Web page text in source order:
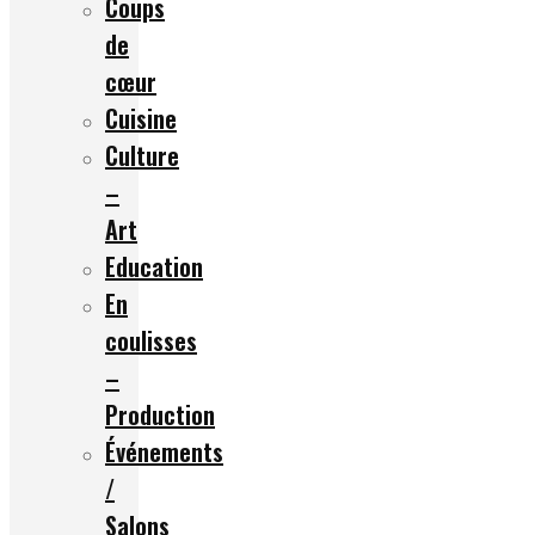
de
cœur
Cuisine
Culture
–
Art
Education
En
coulisses
–
Production
Événements
/
Salons